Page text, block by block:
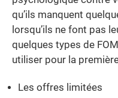
qu’ils manquent
lorsqu’ils ne font pas
quelques types de
utiliser pour la
Les offres limitées